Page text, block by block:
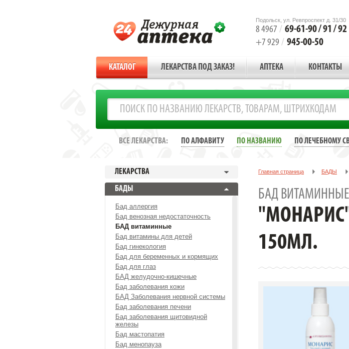
Подольск, ул. Ревпроспект д. 31/30
8 4967 / 69-61-90 / 91 / 92
+7 929 / 945-00-50
КАТАЛОГ ЛЕКАРСТВА ПОД ЗАКАЗ! АПТЕКА КОНТАКТЫ
ВСЕ ЛЕКАРСТВА: ПО АЛФАВИТУ ПО НАЗВАНИЮ ПО ЛЕЧЕБНОМУ
ЛЕКАРСТВА
БАДЫ
Бад аллергия
Бад венозная недостаточность
БАД витаминные
Бад витамины для детей
Бад гинекология
Бад для беременных и кормящих
Бад для глаз
БАД желудочно-кишечные
Бад заболевания кожи
БАД Заболевания нервной системы
Бад заболевания печени
Бад заболевания щитовидной
железы
Бад мастопатия
Бад менопауза
Главная страница БАДЫ
БАД ВИТАМИННЫЕ
150МЛ.